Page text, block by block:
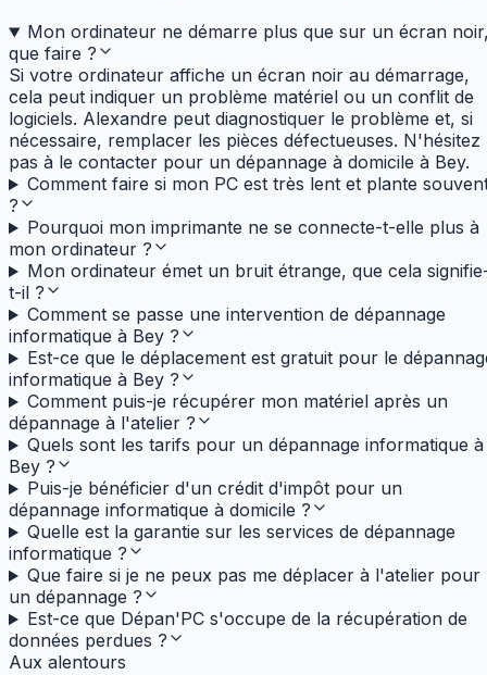
Mon ordinateur ne démarre plus que sur un écran
que faire ?
Si votre ordinateur affiche un écran noir au démarrage,
cela peut indiquer un problème matériel ou un conflit de
logiciels. Alexandre peut diagnostiquer le problème et, si
nécessaire, remplacer les pièces défectueuses. N'hésitez
pas à le contacter pour un dépannage à domicile à Bey.
Comment faire si mon PC est très lent et plante
?
Pourquoi mon imprimante ne se connecte-t-elle plus à
mon ordinateur ?
Mon ordinateur émet un bruit étrange, que cela
t-il ?
Comment se passe une intervention de dépannage
informatique à Bey ?
Est-ce que le déplacement est gratuit pour le
informatique à Bey ?
Comment puis-je récupérer mon matériel après un
dépannage à l'atelier ?
Quels sont les tarifs pour un dépannage informatique à
Bey ?
Puis-je bénéficier d'un crédit d'impôt pour un
dépannage informatique à domicile ?
Quelle est la garantie sur les services de dépannage
informatique ?
Que faire si je ne peux pas me déplacer à l'atelier pour
un dépannage ?
Est-ce que Dépan'PC s'occupe de la récupération de
données perdues ?
Aux alentours